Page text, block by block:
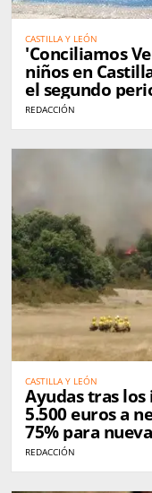
CASTILLA Y LEÓN
'Conciliamos
niños en
el segundo
REDACCIÓN
CASTILLA Y LEÓN
Ayudas tras los
5.500 euros a
75% para
REDACCIÓN